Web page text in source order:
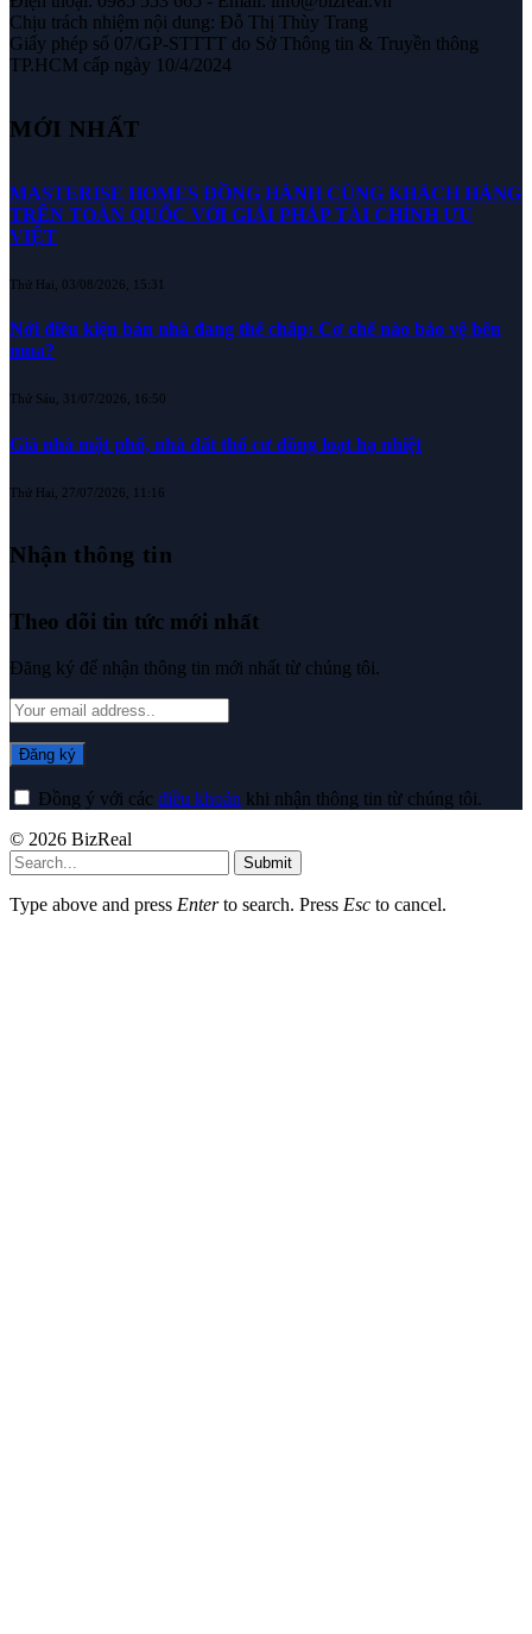
Chịu trách nhiệm nội dung: Đỗ Thị Thùy Trang
Giấy phép số 07/GP-STTTT do Sở Thông tin & Truyền thông
TP.HCM cấp ngày 10/4/2024
MỚI NHẤT
MASTERISE HOMES ĐỒNG HÀNH CÙNG KHÁCH HÀNG
TRÊN TOÀN QUỐC VỚI GIẢI PHÁP TÀI CHÍNH ƯU
VIỆT
Thứ Hai, 03/08/2026, 15:31
Nới điều kiện bán nhà đang thế chấp: Cơ chế nào bảo vệ bên
mua?
Thứ Sáu, 31/07/2026, 16:50
Giá nhà mặt phố, nhà đất thổ cư đồng loạt hạ nhiệt
Thứ Hai, 27/07/2026, 11:16
Nhận thông tin
Theo dõi tin tức mới nhất
Đăng ký để nhận thông tin mới nhất từ chúng tôi.
Đồng ý với các điều khoản khi nhận thông tin từ chúng tôi.
© 2026 BizReal
Submit
Type above and press Enterto search. Press Esc to cancel.